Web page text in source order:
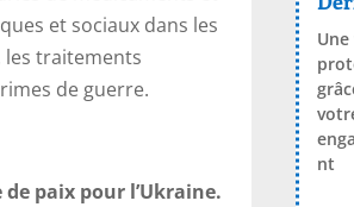
et sociaux dans les
les traitements
de guerre.
paix pour l’Ukraine.
Une
nt